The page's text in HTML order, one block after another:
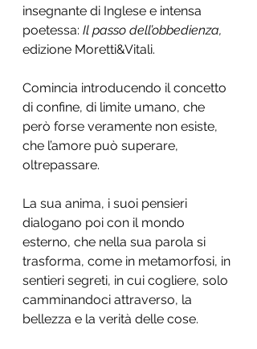
insegnante di Inglese e intensa
poetessa: Il passo dell’obbedienza,
edizione Moretti&Vitali.
Comincia introducendo il concetto
di confine, di limite umano, che
però forse veramente non esiste,
che l’amore può superare,
oltrepassare.
La sua anima, i suoi pensieri
dialogano poi con il mondo
esterno, che nella sua parola si
trasforma, come in metamorfosi, in
sentieri segreti, in cui cogliere, solo
camminandoci attraverso, la
bellezza e la verità delle cose.